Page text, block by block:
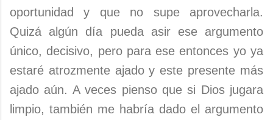
oportunidad y que no supe aprovecharla.
Quizá algún día pueda asir ese argumento
único, decisivo, pero para ese entonces yo ya
estaré atrozmente ajado y este presente más
ajado aún. A veces pienso que si Dios jugara
limpio, también me habría dado el argumento